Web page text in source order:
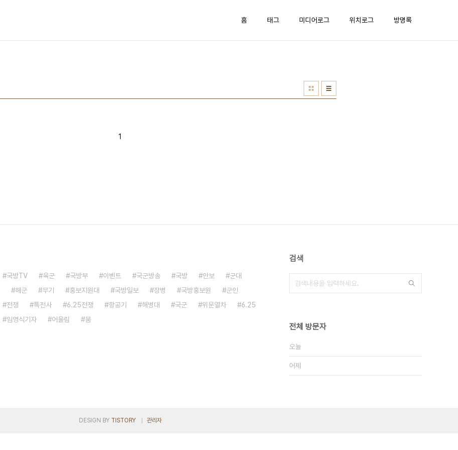
홈 태그 미디어로그 위치로그 방명록
1
국방TV 육군 국방부 이벤트 국군방송 국방 안보
군대
해군 무기 홍보지원대 국방일보 장병 국방홍보원
군인
전쟁 특전사 6.25전쟁 항공기 해병대 국군 위문열차
6.25
임영식기자 어울림 붐
검색
전체 방문자
오늘
어제
DESIGN BY TISTORY 관리자